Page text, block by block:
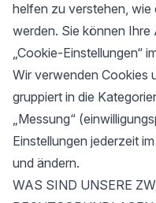
helfen zu verstehen, wie
werden. Sie können Ihre
„Cookie-Einstellungen“
Wir verwenden Cookies
gruppiert in die
„Messung“
Einstellungen jederzeit
und ändern.
WAS SIND UNSERE